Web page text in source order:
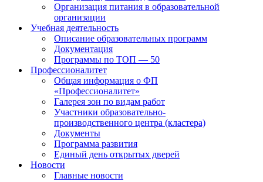
Организация питания в образовательной
организации
Учебная деятельность
Описание образовательных программ
Документация
Программы по ТОП — 50
Профессионалитет
Общая информация о ФП
«Профессионалитет»
Галерея зон по видам работ
Участники образовательно-
производственного центра (кластера)
Документы
Программа развития
Единый день открытых дверей
Новости
Главные новости